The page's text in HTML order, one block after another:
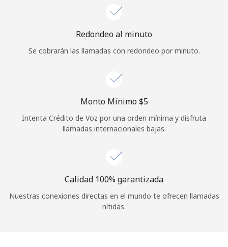
Redondeo al minuto
Se cobrarán las llamadas con redondeo por minuto.
Monto Mínimo ⁦$5⁩
Intenta Crédito de Voz por una orden mínima y disfruta
llamadas internacionales bajas.
Calidad 100% garantizada
Nuestras conexiones directas en el mundo te ofrecen llamadas
nítidas.